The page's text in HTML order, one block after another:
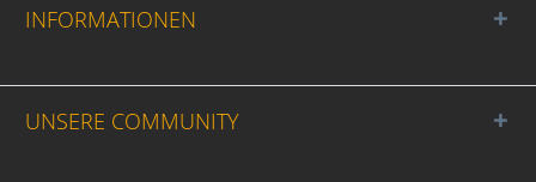
INFORMATIONEN
UNSERE COMMUNITY